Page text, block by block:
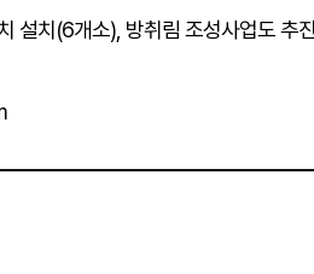
설치(6개소), 방취림 조성사업도 추